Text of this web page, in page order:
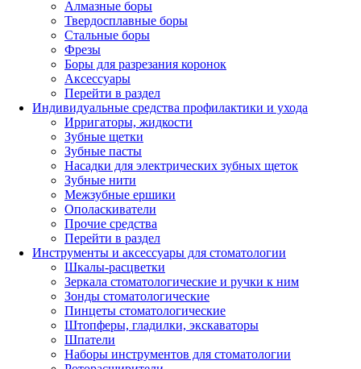
Алмазные боры
Твердосплавные боры
Стальные боры
Фрезы
Боры для разрезания коронок
Аксессуары
Перейти в раздел
Индивидуальные средства профилактики и ухода
Ирригаторы, жидкости
Зубные щетки
Зубные пасты
Насадки для электрических зубных щеток
Зубные нити
Межзубные ершики
Ополаскиватели
Прочие средства
Перейти в раздел
Инструменты и аксессуары для стоматологии
Шкалы-расцветки
Зеркала стоматологические и ручки к ним
Зонды стоматологические
Пинцеты стоматологические
Штопферы, гладилки, экскаваторы
Шпатели
Наборы инструментов для стоматологии